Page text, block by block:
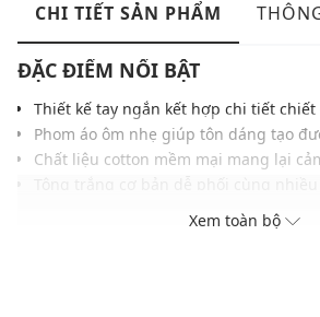
CHI TIẾT SẢN PHẨM
ĐẶC ĐIỂM NỔI BẬT
Thiết kế tay ngắn kết hợp chi tiết
Phom áo ôm nhẹ giúp tôn dáng tạo
Chất liệu cotton mềm mại mang lại
Chi tiết nhún eo tăng hiệu ứng thị
Xem toàn bộ